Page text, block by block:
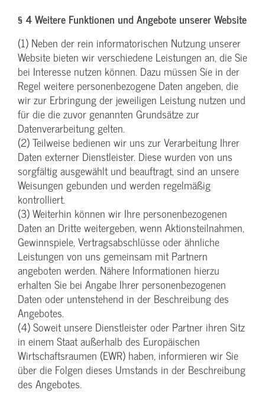
§ 4 Weitere Funktionen und Angebote unserer Website
(1) Neben der rein informatorischen Nutzung unserer
Website bieten wir verschiedene Leistungen an, die Sie
bei Interesse nutzen können. Dazu müssen Sie in der
Regel weitere personenbezogene Daten angeben, die
wir zur Erbringung der jeweiligen Leistung nutzen und
für die die zuvor genannten Grundsätze zur
Datenverarbeitung gelten.
(2) Teilweise bedienen wir uns zur Verarbeitung Ihrer
Daten externer Dienstleister. Diese wurden von uns
sorgfältig ausgewählt und beauftragt, sind an unsere
Weisungen gebunden und werden regelmäßig
kontrolliert.
(3) Weiterhin können wir Ihre personenbezogenen
Daten an Dritte weitergeben, wenn Aktionsteilnahmen,
Gewinnspiele, Vertragsabschlüsse oder ähnliche
Leistungen von uns gemeinsam mit Partnern
angeboten werden. Nähere Informationen hierzu
erhalten Sie bei Angabe Ihrer personenbezogenen
Daten oder untenstehend in der Beschreibung des
Angebotes.
(4) Soweit unsere Dienstleister oder Partner ihren Sitz
in einem Staat außerhalb des Europäischen
Wirtschaftsraumen (EWR) haben, informieren wir Sie
über die Folgen dieses Umstands in der Beschreibung
des Angebotes.